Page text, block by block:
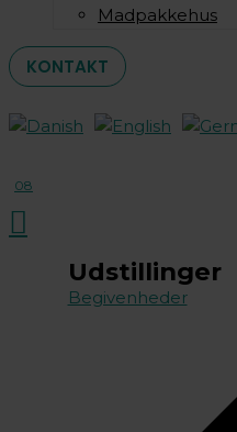
Madpakkehus
KONTAKT
08
Søg
Udstillinger
Begivenheder